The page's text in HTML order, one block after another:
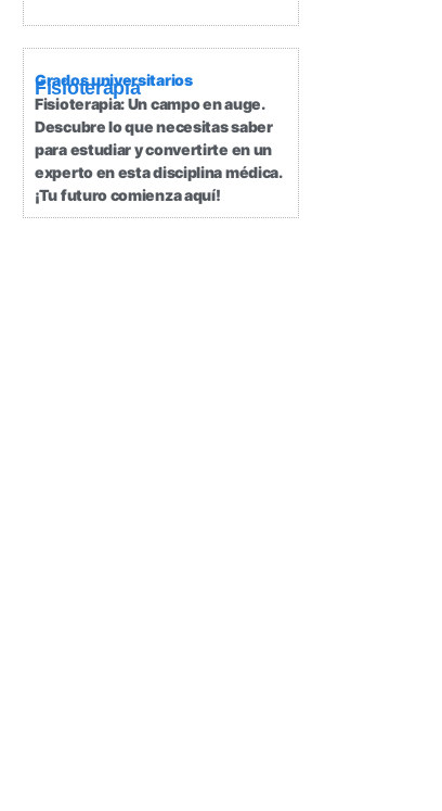
Grados universitarios
Fisioterapia
Fisioterapia: Un campo en auge.
Descubre lo que necesitas saber
para estudiar y convertirte en un
experto en esta disciplina médica.
¡Tu futuro comienza aquí!